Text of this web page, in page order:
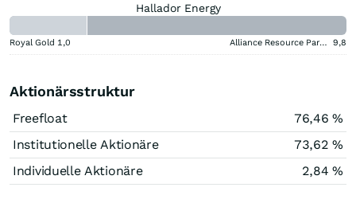
Hallador Energy
Royal Gold 1,0 Alliance Resource Partners 9,8
Aktionärsstruktur
Freefloat
76,46 %
Institutionelle Aktionäre
73,62 %
Individuelle Aktionäre
2,84 %